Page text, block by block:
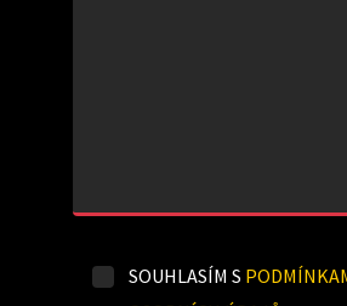
SOUHLASÍM S